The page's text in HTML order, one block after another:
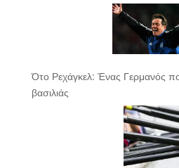
Ότο Ρεχάγκελ: Ένας Γερμανός
βασιλιάς